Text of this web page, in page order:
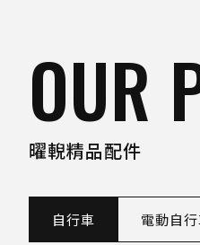
OUR
曜輗精品配件
自行車 電動自